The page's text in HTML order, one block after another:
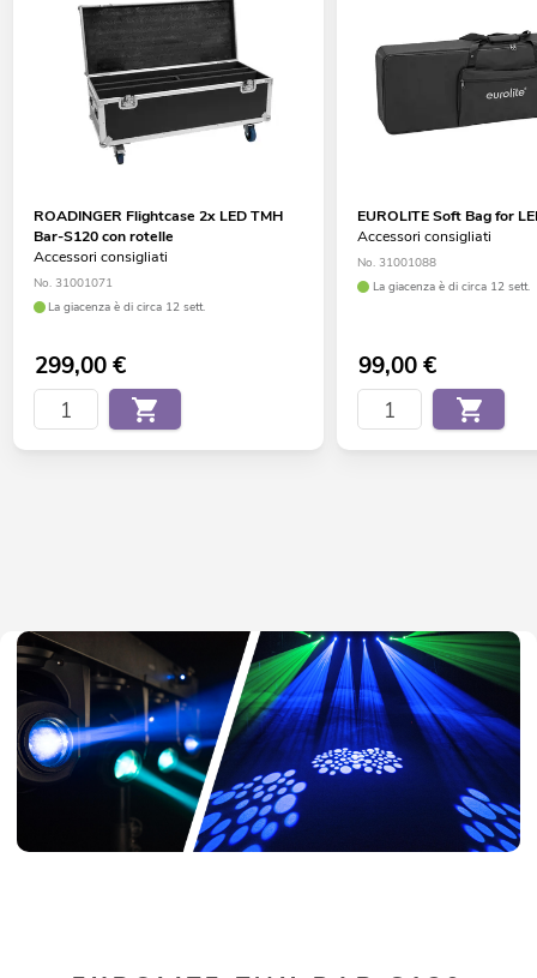
ROADINGER Flightcase 2x LED TMH
Bar-S120 con rotelle
Accessori consigliati
No. 31001071
La giacenza è di circa 12 sett.
299,00€
EUROLITE Soft Bag for
Accessori consigliati
No. 31001088
La giacenza è di circa 12 sett.
99,00€